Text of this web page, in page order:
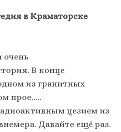
в Краматорске
очень
В конце
из гранитных
прое…..
цезием из
Давайте ещё раз.